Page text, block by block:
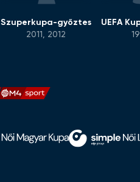
Szuperkupa-győztes
2011, 2012
UEFA